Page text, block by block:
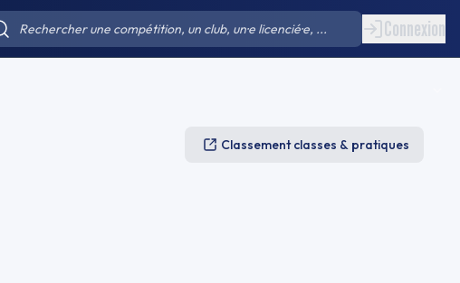
Connexion
Classement classes & pratiques